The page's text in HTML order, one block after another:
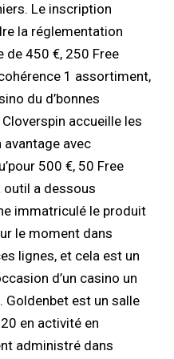
Le inscription
la réglementation
de 450 €, 250 Free
1 assortiment,
du d’bonnes
accueille les
avec
500 €, 50 Free
outil a dessous
immatriculé le produit
le moment dans
lignes, et cela est un
d’un casino un
est un salle
en activité en
administré dans